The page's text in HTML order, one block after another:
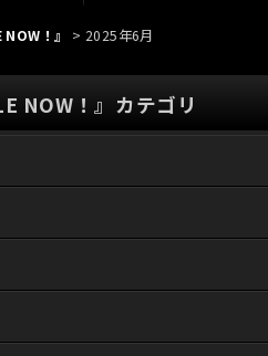
！』 > 2025年6月
NOW！』カテゴリ